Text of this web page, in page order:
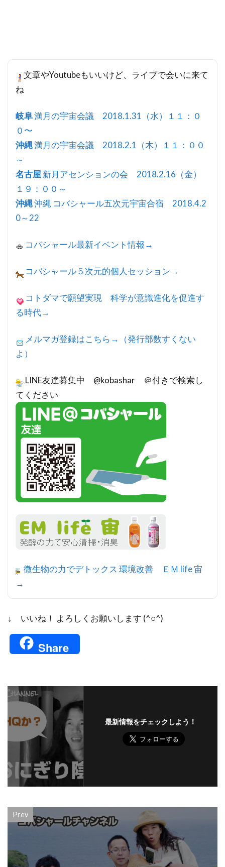
文章やYoutubeもいいけど、ライブで会いに来て
ね
岐阜満月の宇宙会議 2018.1.31（水）１１：０
０〜
沖縄満月の宇宙会議 2018.2.1（木）１１：００
～
名古屋新月アセンションの会 2018.2.16（金）
１９：００～
沖縄沖縄 コバシャール五次元宇宙合宿 2018.4.2
0～22
コバシャール最新イベント情報→
コバシャール５次元的個人セッション→
コトダマで願望実現 科学が意識進化を促進す
る時代→
メルマガ登録はこちら→（発行部数すくない
よ）
LINE友達募集中 @kobashar ＠付きで検索し
てください
微生物の力でデトックス 環境改善 ＥＭ life 宙
→
↓ いいね！ よろしくお願いします (^○^)
Share
最新情報をチェックしよう！
Prev